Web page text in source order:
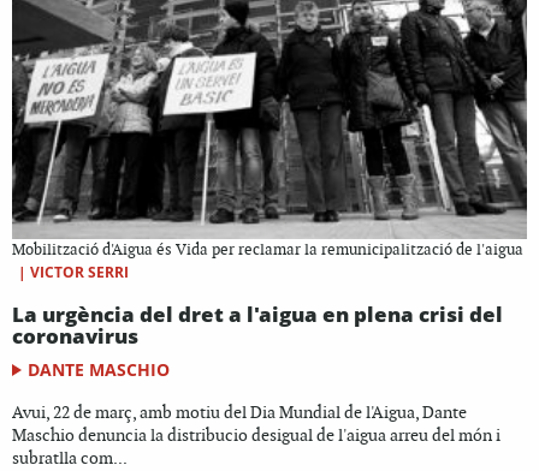
Mobilització d'Aigua és Vida per reclamar la remunicipalització de l'aigua
| VICTOR SERRI
La urgència del dret a l'aigua en plena crisi del
coronavirus
DANTE MASCHIO
Avui, 22 de març, amb motiu del Dia Mundial de l'Aigua, Dante
Maschio denuncia la distribucio desigual de l'aigua arreu del món i
subratlla com...